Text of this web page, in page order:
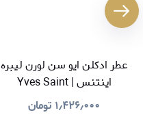
عطر ادکلن ایو سن لورن لیبره
اینتنس | Yves Saint
Laurent Libre Intense
۱٫۴۲۶٫۰۰۰ تومان